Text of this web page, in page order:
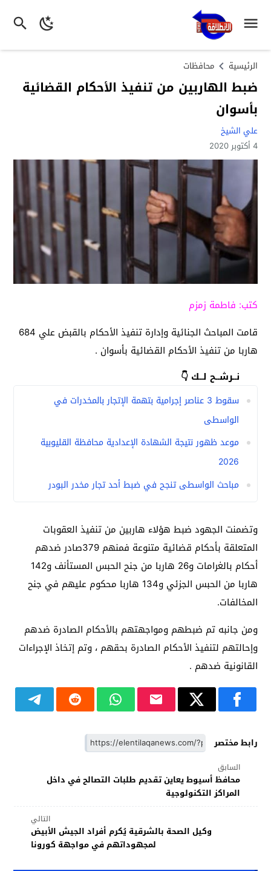
الرئيسية محافظات
ضبط الهاربين من تنفيذ الأحكام القضائية
بأسوان
علي الشيخ
4 أكتوبر 2020
كتب: فاطمة زمزم
قامت المباحث الجنائية وإدارة تنفيذ الأحكام بالقبض علي 684
هاربا من تنفيذ الأحكام القضائية بأسوان .
نــرشــح لــك 👇
سقوط 3 عناصر إجرامية بتهمة الإتجار بالمخدرات في
الواسطى
موعد ظهور نتيجة الشهادة الإعدادية محافظة القليوبية
2026
مباحث الواسطى تنجح في ضبط أحد تجار مخدر البودر
وتضمنت الجهود ضبط هؤلاء هاربين من تنفيذ العقوبات
المتعلقة بأحكام قضائية متنوعة فمنهم 379صادر ضدهم
أحكام بالغرامات و26 هاربا من جنح الحبس المستأنف و142
هاربا من الحبس الجزئي و134 هاربا محكوم عليهم في جنح
المخالفات.
ومن جانبه تم ضبطهم ومواجهتهم بالأحكام الصادرة ضدهم
وإحالتهم لتنفيذ الأحكام الصادرة بحقهم ، وتم إتخاذ الإجراءات
القانونية ضدهم .
رابط مختصر
السابق
محافظ أسيوط يعاين تقديم طلبات التصالح في داخل
المراكز التكنولوجية
التالي
وكيل الصحة بالشرقية يُكرم أفراد الجيش الأبيض
لمجهوداتهم في مواجهة كورونا